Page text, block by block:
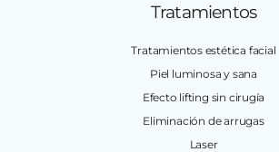
Tratamientos
Tratamientos estética facial
Piel luminosa y sana
Efecto lifting sin cirugía
Eliminación de arrugas
Laser